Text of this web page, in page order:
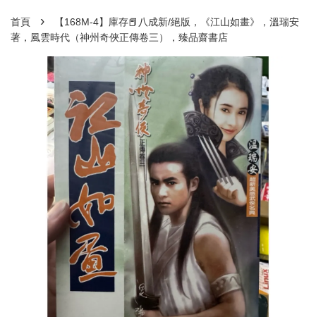
首頁 ›
【168M-4】庫存📕八成新/絕版，《江山如畫》，溫瑞安
著，風雲時代（神州奇俠正傳卷三），臻品齋書店